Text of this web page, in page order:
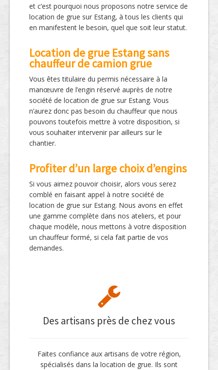
et c’est pourquoi nous proposons notre service de
location de grue sur Estang, à tous les clients qui
en manifestent le besoin, quel que soit leur statut.
Location de grue Estang sans
chauffeur de camion grue
Vous êtes titulaire du permis nécessaire à la
manœuvre de l’engin réservé auprès de notre
société de location de grue sur Estang. Vous
n’aurez donc pas besoin du chauffeur que nous
pouvons toutefois mettre à votre disposition, si
vous souhaiter intervenir par ailleurs sur le
chantier.
Profiter d’un large choix d’engins
Si vous aimez pouvoir choisir, alors vous serez
comblé en faisant appel à notre société de
location de grue sur Estang. Nous avons en effet
une gamme complète dans nos ateliers, et pour
chaque modèle, nous mettons à votre disposition
un chauffeur formé, si cela fait partie de vos
demandes.
Des artisans près de chez vous
Faites confiance aux artisans de votre région,
spécialisés dans la location de grue. Ils sont